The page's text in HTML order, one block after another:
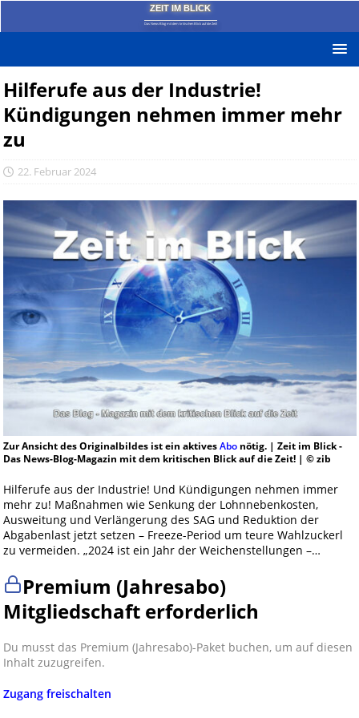
ZEIT IM BLICK
Das News-Blog mit dem kritischen Blick auf die Zeit!
Hilferufe aus der Industrie!
Kündigungen nehmen immer mehr
zu
22. Februar 2024
Zur Ansicht des Originalbildes ist ein aktivesAbonötig. | Zeit im Blick -
Das News-Blog-Magazin mit dem kritischen Blick auf die Zeit! | © zib
Hilferufe aus der Industrie! Und Kündigungen nehmen immer
mehr zu! Maßnahmen wie Senkung der Lohnnebenkosten,
Ausweitung und Verlängerung des SAG und Reduktion der
Abgabenlast jetzt setzen – Freeze-Period um teure Wahlzuckerl
zu vermeiden. „2024 ist ein Jahr der Weichenstellungen –…
Premium (Jahresabo)
Mitgliedschaft erforderlich
Du musst das Premium (Jahresabo)-Paket buchen, um auf diesen
Inhalt zuzugreifen.
Zugang freischalten